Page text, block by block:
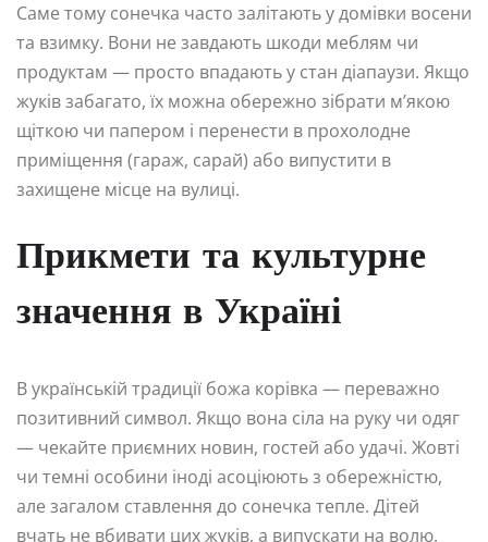
Саме тому сонечка часто залітають у домівки восени
та взимку. Вони не завдають шкоди меблям чи
продуктам — просто впадають у стан діапаузи. Якщо
жуків забагато, їх можна обережно зібрати м’якою
щіткою чи папером і перенести в прохолодне
приміщення (гараж, сарай) або випустити в
захищене місце на вулиці.
Прикмети та культурне
значення в Україні
В українській традиції божа корівка — переважно
позитивний символ. Якщо вона сіла на руку чи одяг
— чекайте приємних новин, гостей або удачі. Жовті
чи темні особини іноді асоціюють з обережністю,
але загалом ставлення до сонечка тепле. Дітей
вчать не вбивати цих жуків, а випускати на волю.